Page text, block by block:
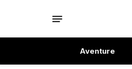
Aventure